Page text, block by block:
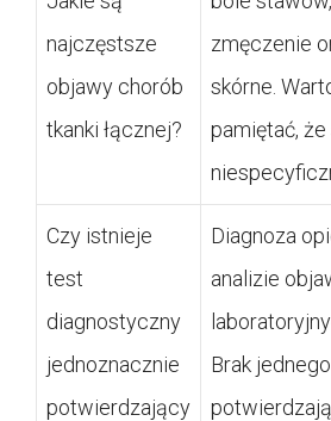
najczęstsze
objawy chorób
tkanki łącznej?
zmęczenie
skórne.
pamiętać,
Czy istnieje
test
diagnostyczny
jednoznacznie
potwierdzający
Diagnoza
analizie
Brak